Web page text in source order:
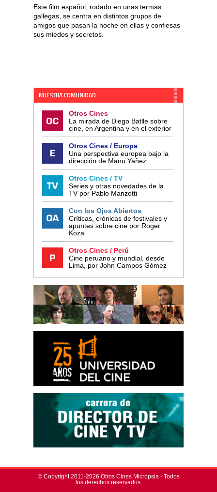
Este film español, rodado en unas termas
gallegas, se centra en distintos grupos de
amigos que pasan la noche en ellas y confiesas
sus miedos y secretos.
NUESTRA COMUNIDAD
Otros Cines
La mirada de Diego Batlle sobre
cine, en Argentina y en el exterior
Otros Cines / Europa
Una perspectiva europea bajo la
dirección de Manu Yañez
Otros Cines / TV
Series y otras novedades de la
TV por Pablo Manzotti
Con los Ojos Abiertos
Críticas, crónicas de festivales y
apuntes sobre cine por Roger
Koza
Otros Cines / Perú
Cine peruano y mundial, desde
Lima, por John Campos Gómez
© Copyright 2011-2026 Otros Cines Micropsia - Todos
los derechos reservados.